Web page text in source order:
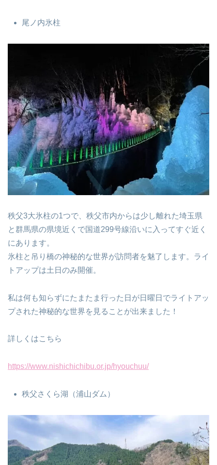
尾ノ内氷柱
秩父3大氷柱の1つで、秩父市内からは少し離れた埼玉県
と群馬県の県境近くで国道299号線沿いに入ってすぐ近く
にあります。
氷柱と吊り橋の神秘的な世界が訪問者を魅了します。ライ
トアップは土日のみ開催。
私は何も知らずにたまたま行った日が日曜日でライトアッ
プされた神秘的な世界を見ることが出来ました！
詳しくはこちら
https://www.nishichichibu.or.jp/hyouchuu/
秩父さくら湖（浦山ダム）